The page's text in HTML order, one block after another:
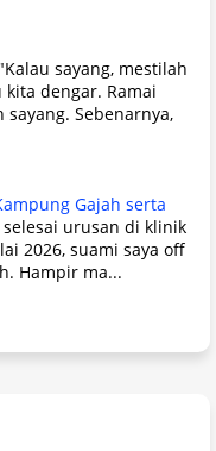
sayang, mestilah
dengar. Ramai
Sebenarnya,
Gajah serta
urusan di klinik
2026, suami saya off
Hampir ma...